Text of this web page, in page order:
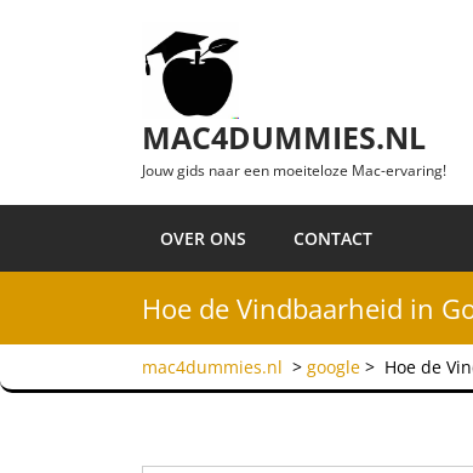
MAC4DUMMIES.NL
Jouw gids naar een moeiteloze Mac-ervaring!
OVER ONS CONTACT
Hoe de Vindbaarheid in
mac4dummies.nl > google > Hoe de